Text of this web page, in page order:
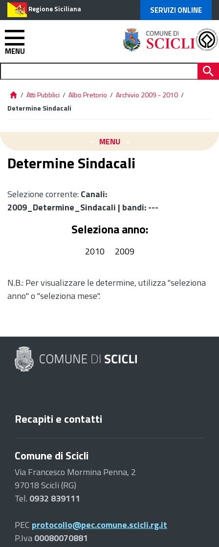
Regione Siciliana SERVIZI ONLINE
MENU
/ Atti Pubblici / Albo Pretorio / Archivio 2009 - 2010 /
Determine Sindacali
MENU
Determine Sindacali
Selezione corrente: Canali:
2009_Determine_Sindacali | bandi: ---
Seleziona anno:
2010 2009
N.B.: Per visualizzare le determine, utilizza "seleziona
anno" o "seleziona mese".
Recapiti e contatti
Comune di Scicli
Via Francesco Mormina Penna, 2
97018 Scicli (RG)
Tel. 0932 839111
PEC protocollo@pec.comune.scicli.rg.it
P.Iva00080070881